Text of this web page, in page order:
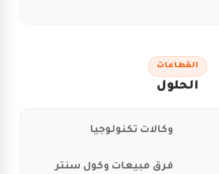
القطاعات
الحلول
وكالات تكنولوجيا
فرق مبيعات وكول سنتر